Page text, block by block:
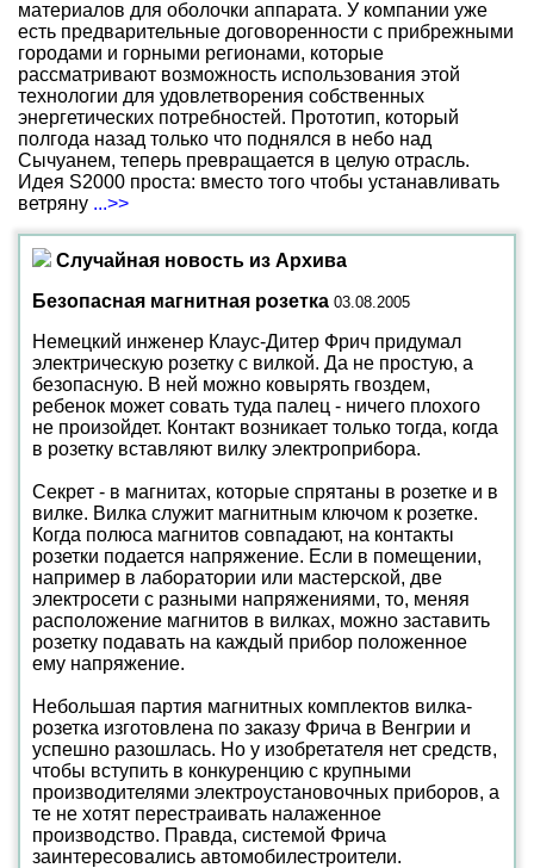
материалов для оболочки аппарата. У компании уже
есть предварительные договоренности с прибрежными
городами и горными регионами, которые
рассматривают возможность использования этой
технологии для удовлетворения собственных
энергетических потребностей. Прототип, который
полгода назад только что поднялся в небо над
Сычуанем, теперь превращается в целую отрасль.
Идея S2000 проста: вместо того чтобы устанавливать
ветряну ...>>
Случайная новость из Архива
Безопасная магнитная розетка 03.08.2005
Немецкий инженер Клаус-Дитер Фрич придумал
электрическую розетку с вилкой. Да не простую, а
безопасную. В ней можно ковырять гвоздем,
ребенок может совать туда палец - ничего плохого
не произойдет. Контакт возникает только тогда, когда
в розетку вставляют вилку электроприбора.
Секрет - в магнитах, которые спрятаны в розетке и в
вилке. Вилка служит магнитным ключом к розетке.
Когда полюса магнитов совпадают, на контакты
розетки подается напряжение. Если в помещении,
например в лаборатории или мастерской, две
электросети с разными напряжениями, то, меняя
расположение магнитов в вилках, можно заставить
розетку подавать на каждый прибор положенное
ему напряжение.
Небольшая партия магнитных комплектов вилка-
розетка изготовлена по заказу Фрича в Венгрии и
успешно разошлась. Но у изобретателя нет средств,
чтобы вступить в конкуренцию с крупными
производителями электроустановочных приборов, а
те не хотят перестраивать налаженное
производство. Правда, системой Фрича
заинтересовались автомобилестроители.